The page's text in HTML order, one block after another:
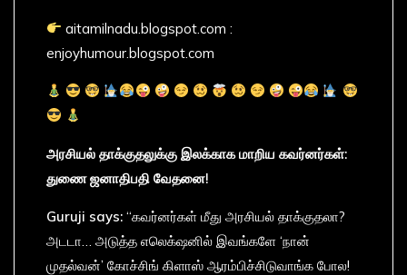
aitamilnadu.blogspot.com :
enjoyhumour.blogspot.com
அரசியல் தாக்குதலுக்கு இலக்காகமாறிய கவர்னர்கள்:
துணைஜனாதிபதி வேதனை!
Guruji says: “கவர்னர்கள் மீது அரசியல் தாக்குதலா?
அடடா… அடுத்த எலெக்‌ஷனில் இவங்களே ‘நான்
முதல்வன்’ கோச்சிங் கிளாஸ் ஆரம்பிச்சிடுவாங்க போல!